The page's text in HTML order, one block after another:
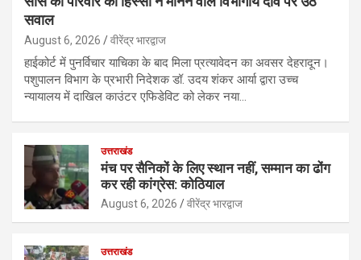
सवाल
August 6, 2026 वीरेंद्र भारद्वाज
हाईकोर्ट में पुनर्विचार याचिका के बाद मिला प्रत्यावेदन का अवसर देहरादून।
पशुपालन विभाग के प्रभारी निदेशक डॉ. उदय शंकर आर्या द्वारा उच्च
न्यायालय में दाखिल काउंटर एफिडेविट को लेकर नया…
उत्तराखंड
मंच पर सैनिकों के लिए स्थान नहीं, सम्मान का ढोंग
कर रही कांग्रेस: कोठियाल
August 6, 2026 वीरेंद्र भारद्वाज
उत्तराखंड